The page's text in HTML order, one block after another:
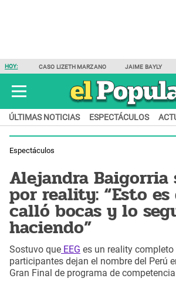
HOY: CASO LIZETH MARZANO JAIME BAYLY
ÚLTIMAS NOTICIAS ESPECTÁCULOS
Espectáculos
Alejandra Baigorria
por reality: “Esto
calló bocas y lo
haciendo”
Sostuvo que EEG es un reality completo
participantes dejan el nombre del Perú
Gran Final de programa de